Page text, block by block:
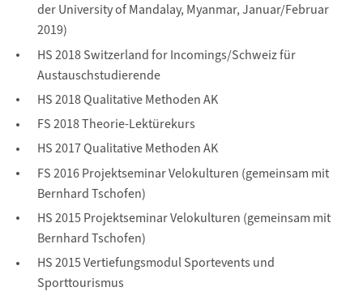
der University of Mandalay, Myanmar, Januar/Februar
2019)
HS 2018 Switzerland for Incomings/Schweiz für
Austauschstudierende
HS 2018 Qualitative Methoden AK
FS 2018 Theorie-Lektürekurs
HS 2017 Qualitative Methoden AK
FS 2016 Projektseminar Velokulturen (gemeinsam mit
Bernhard Tschofen)
HS 2015 Projektseminar Velokulturen (gemeinsam mit
Bernhard Tschofen)
HS 2015 Vertiefungsmodul Sportevents und
Sporttourismus